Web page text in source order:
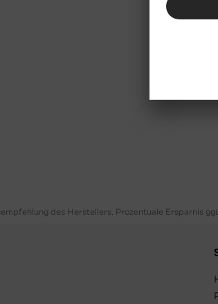
des Herstellers. Prozentuale Ersparnis